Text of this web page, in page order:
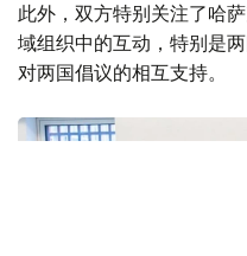
此外，双方特别关注了哈
域组织中的互动，特别是
对两国倡议的相互支持。